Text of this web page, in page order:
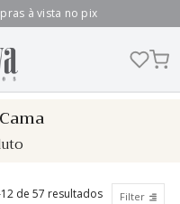
à vista no pix
Cama
de 57 resultados Filter